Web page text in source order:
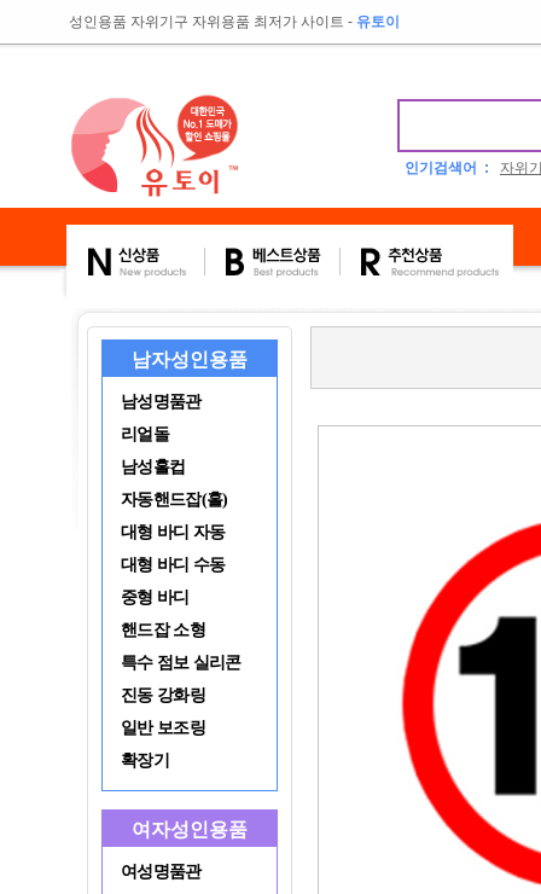
성인용품 자위기구 자위용품 최저가 사이트 - 유토이
인기검색어 : 자위
남자성인용품
남성명품관
리얼돌
남성홀컵
자동핸드잡(홀)
대형 바디 자동
대형 바디 수동
중형 바디
핸드잡 소형
특수 점보 실리콘
진동 강화링
일반 보조링
확장기
여자성인용품
여성명품관